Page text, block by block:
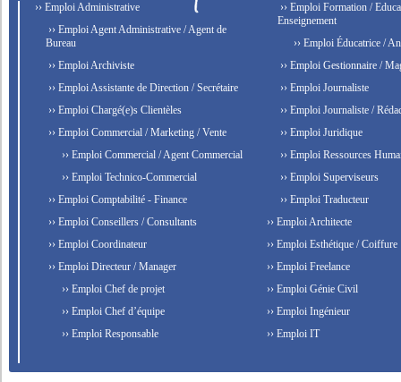
›› Emploi Administrative
›› Emploi Agent Administrative / Agent de
Bureau
›› Emploi Archiviste
›› Emploi Assistante de Direction / Secrétaire
›› Emploi Chargé(e)s Clientèles
›› Emploi Commercial / Marketing / Vente
›› Emploi Commercial / Agent Commercial
›› Emploi Technico-Commercial
›› Emploi Comptabilité - Finance
›› Emploi Conseillers / Consultants
›› Emploi Coordinateur
›› Emploi Directeur / Manager
›› Emploi Chef de projet
›› Emploi Chef d’équipe
›› Emploi Responsable
›› Emploi Formation /
Enseignement
›› Emploi Éducatrice /
›› Emploi Gestionnaire /
›› Emploi Journaliste
›› Emploi Journaliste /
›› Emploi Juridique
›› Emploi Ressources
›› Emploi Superviseurs
›› Emploi Traducteur
›› Emploi Architecte
›› Emploi Esthétique / Coiffure
›› Emploi Freelance
›› Emploi Génie Civil
›› Emploi Ingénieur
›› Emploi IT